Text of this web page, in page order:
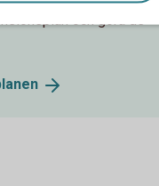
och göra de